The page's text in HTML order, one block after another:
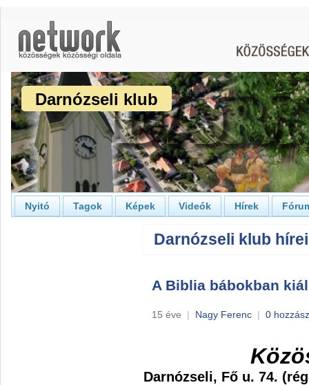
Darnózseli klub
Nyitó Tagok Képek Videók Hírek
Darnózseli klub hírei
A Biblia bábokban
15 éve | Nagy Ferenc | 0
K
Darnózseli, Fő u. 74.